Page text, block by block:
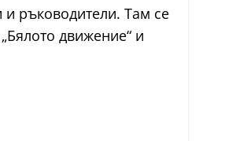
и ръководители. Там се
движение“ и